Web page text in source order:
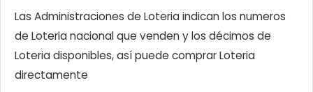
Las Administraciones de Loteria indican los numeros
de Loteria nacional que venden y los décimos de
Loteria disponibles, así puede comprar Loteria
directamente